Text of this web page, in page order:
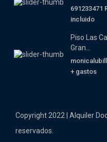
691233471
incluido
Piso Las
Gran...
+ gastos
Copyright 2022 | Alquiler
reservados.